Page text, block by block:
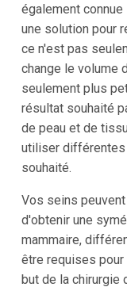
également
une solution pour
ce n'est pas
change le volume
seulement plus
résultat souhaité
de peau et de
utiliser différentes
souhaité.
Vos seins
d'obtenir une
mammaire,
être requises
but de la chirurgie